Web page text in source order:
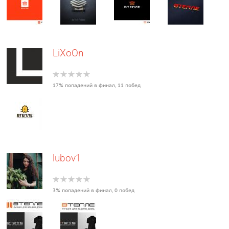
LiXoOn
17% попадений в финал, 11 побед
lubov1
3% попадений в финал, 0 побед